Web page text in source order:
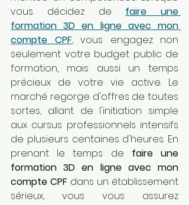
vous décidez de faire une
formation 3D en ligne avec mon
compte CPF, vous engagez non
seulement votre budget public de
formation, mais aussi un temps
précieux de votre vie active. Le
marché regorge d'offres de toutes
sortes, allant de l'initiation simple
aux cursus professionnels intensifs
de plusieurs centaines d'heures. En
prenant le temps de faire une
formation 3D en ligne avec mon
compte CPF dans un établissement
sérieux, vous vous assurez